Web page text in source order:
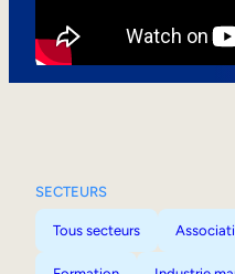
SECTEURS
Tous secteurs